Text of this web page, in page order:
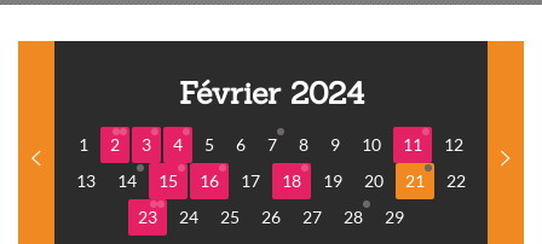
Février 2024
1 2 3 4 5 6 7 8 9 10 11
12
13
14 15 16 17 18 19 20 21
22
23
24 25 26 27 28 29